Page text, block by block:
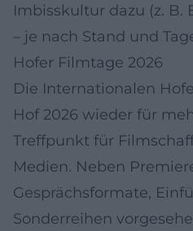
Imbisskultur dazu (z. B.
– je nach Stand und
Hofer Filmtage 2026
Die Internationalen
Hof 2026 wieder für
Treffpunkt für
Medien. Neben
Gesprächsformate,
Sonderreihen